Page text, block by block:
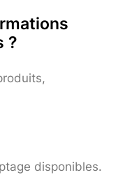
?
disponibles.